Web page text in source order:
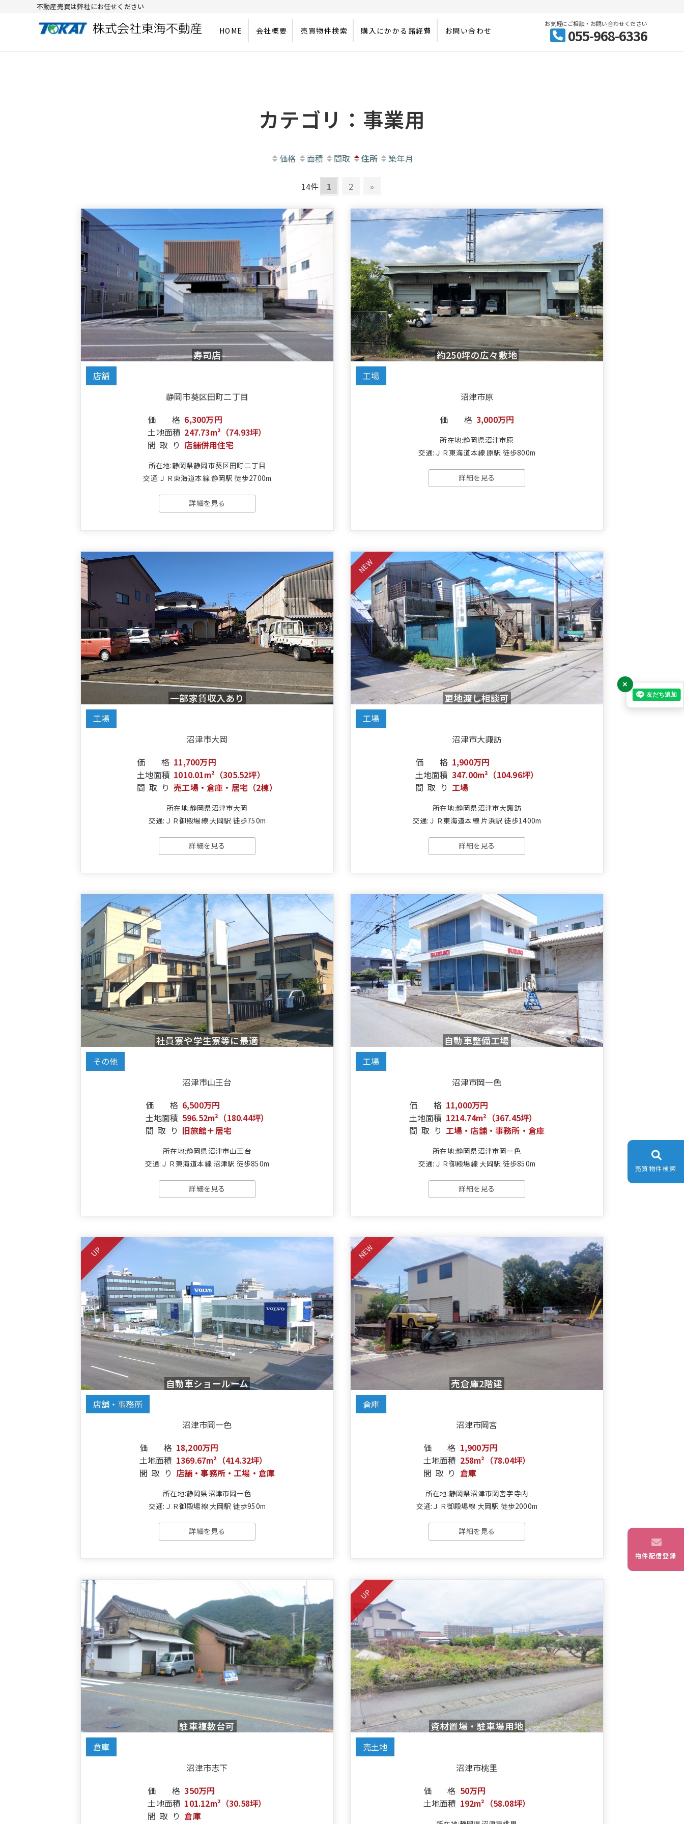
不動産売買は弊社にお任せください
HOME 会社概要 売買物件検索 購入にかかる諸経費 お問い合わせ
お気軽にご相談・お問い合わせください
055-968-6336
カテゴリ：事業用
価格 面積 間取 住所 築年月
14件 1 2 »
寿司店
店舗
静岡市葵区田町二丁目
価格 6,300万円
土地面積 247.73m²（74.93坪）
間取り 店舗併用住宅
所在地:静岡県静岡市葵区田町二丁目
交通:ＪＲ東海道本線 静岡駅 徒歩2700m
詳細を見る
約250坪の広々敷地
工場
沼津市原
価格 3,000万円
所在地:静岡県沼津市原
交通:ＪＲ東海道本線 原駅 徒歩800m
詳細を見る
一部家賃収入あり
工場
沼津市大岡
価格 11,700万円
土地面積 1010.01m²（305.52坪）
間取り 売工場・倉庫・居宅（2棟）
所在地:静岡県沼津市大岡
交通:ＪＲ御殿場線 大岡駅 徒歩750m
詳細を見る
NEW
更地渡し相談可
工場
沼津市大諏訪
価格 1,900万円
土地面積 347.00m²（104.96坪）
間取り 工場
所在地:静岡県沼津市大諏訪
交通:ＪＲ東海道本線 片浜駅 徒歩1400m
詳細を見る
社員寮や学生寮等に最適
その他
沼津市山王台
価格 6,500万円
土地面積 596.52m²（180.44坪）
間取り 旧旅館＋居宅
所在地:静岡県沼津市山王台
交通:ＪＲ東海道本線 沼津駅 徒歩850m
詳細を見る
自動車整備工場
工場
沼津市岡一色
価格 11,000万円
土地面積 1214.74m²（367.45坪）
間取り 工場・店舗・事務所・倉庫
所在地:静岡県沼津市岡一色
交通:ＪＲ御殿場線 大岡駅 徒歩850m
詳細を見る
UP
自動車ショールーム
店舗・事務所
沼津市岡一色
価格 18,200万円
土地面積 1369.67m²（414.32坪）
間取り 店舗・事務所・工場・倉庫
所在地:静岡県沼津市岡一色
交通:ＪＲ御殿場線 大岡駅 徒歩950m
詳細を見る
NEW
売倉庫2階建
倉庫
沼津市岡宮
価格 1,900万円
土地面積 258m²（78.04坪）
間取り 倉庫
所在地:静岡県沼津市岡宮字寺内
交通:ＪＲ御殿場線 大岡駅 徒歩2000m
詳細を見る
駐車複数台可
倉庫
沼津市志下
価格 350万円
土地面積 101.12m²（30.58坪）
間取り 倉庫
UP
資材置場・駐車場用地
売土地
沼津市桃里
価格 50万円
土地面積 192m²（58.08坪）
売買物件検索
物件配信登録
×